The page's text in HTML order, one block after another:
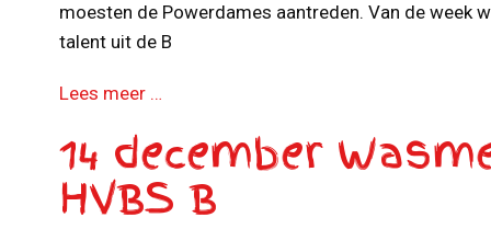
moesten de Powerdames aantreden. Van de week
talent uit de B
Lees meer …
14 december
HVBS B